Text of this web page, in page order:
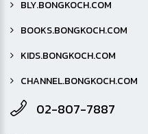
BLY.BONGKOCH.COM
BOOKS.BONGKOCH.COM
KIDS.BONGKOCH.COM
CHANNEL.BONGKOCH.COM
02-807-7887